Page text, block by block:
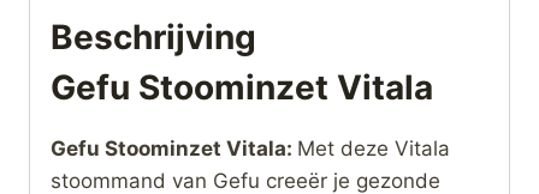
Beschrijving
Gefu Stoominzet Vitala
Gefu Stoominzet Vitala: Met deze Vitala
stoommand van Gefu creeër je gezonde